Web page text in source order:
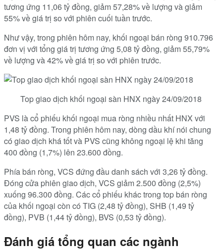
tương ứng 11,06 tỷ đồng, giảm 57,28% về lượng và giảm
55% về giá trị so với phiên cuối tuần trước.
Như vậy, trong phiên hôm nay, khối ngoại bán ròng 910.796
đơn vị với tổng giá trị tương ứng 5,08 tỷ đồng, giảm 55,79%
về lượng và 42% về giá trị so với phiên trước.
Top giao dịch khối ngoại sàn HNX ngày 24/09/2018
PVS là cổ phiếu khối ngoại mua ròng nhiều nhất HNX với
1,48 tỷ đồng. Trong phiên hôm nay, dòng dầu khí nói chung
có giao dịch khá tốt và PVS cũng không ngoại lệ khi tăng
400 đồng (1,7%) lên 23.600 đồng.
Phía bán ròng, VCS đứng đầu danh sách với 3,26 tỷ đồng.
Đóng cửa phiên giao dịch, VCS giảm 2.500 đồng (2,5%)
xuống 96.300 đồng. Các cổ phiếu khác trong top bán ròng
của khối ngoại còn có TIG (2,48 tỷ đồng), SHB (1,49 tỷ
đồng), PVB (1,44 tỷ đồng), BVS (0,53 tỷ đồng).
Đánh giá tổng quan các ngành